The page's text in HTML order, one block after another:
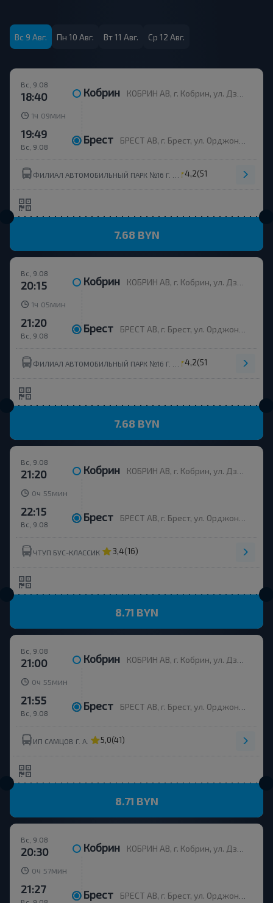
Вс 9 Авг. Пн 10 Авг. Вт 11 Авг. Ср 12 Авг.
Вс, 9.08
18:40 Кобрин КОБРИН АВ, г. Кобрин, ул. Дзержинского, 115, Беларусь
1ч 09 мин
Вс, 9.08
19:49 Брест БРЕСТ АВ, г. Брест, ул. Орджоникидзе, 12, Беларусь
4,2(51)
7.68 BYN
Вс, 9.08
20:15 Кобрин КОБРИН АВ, г. Кобрин, ул. Дзержинского, 115, Беларусь
1ч 05 мин
Вс, 9.08
21:20 Брест БРЕСТ АВ, г. Брест, ул. Орджоникидзе, 12, Беларусь
4,2(51)
7.68 BYN
Вс, 9.08
21:20 Кобрин КОБРИН АВ, г. Кобрин, ул. Дзержинского, 115, Беларусь
0ч 55 мин
Вс, 9.08
22:15 Брест БРЕСТ АВ, г. Брест, ул. Орджоникидзе, 12, Беларусь
ЧТУП БУС-КЛАССИК 3,4(16)
8.71 BYN
Вс, 9.08
21:00 Кобрин КОБРИН АВ, г. Кобрин, ул. Дзержинского, 115, Беларусь
0ч 55 мин
Вс, 9.08
21:55 Брест БРЕСТ АВ, г. Брест, ул. Орджоникидзе, 12, Беларусь
ИП САМЦОВ Г. А. 5,0(41)
8.71 BYN
Вс, 9.08
20:30 Кобрин КОБРИН АВ, г. Кобрин, ул. Дзержинского, 115, Беларусь
0ч 57 мин
21:27 Брест БРЕСТ АВ, г. Брест, ул. Орджоникидзе, 12, Беларусь